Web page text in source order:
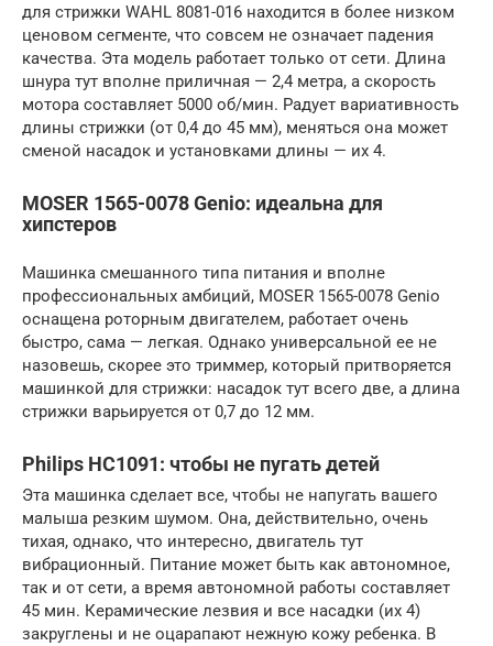
для стрижки WAHL 8081-016 находится в более низком
ценовом сегменте, что совсем не означает падения
качества. Эта модель работает только от сети. Длина
шнура тут вполне приличная — 2,4 метра, а скорость
мотора составляет 5000 об/мин. Радует вариативность
длины стрижки (от 0,4 до 45 мм), меняться она может
сменой насадок и установками длины — их 4.
MOSER 1565-0078 Genio: идеальна для
хипстеров
Машинка смешанного типа питания и вполне
профессиональных амбиций, MOSER 1565-0078 Genio
оснащена роторным двигателем, работает очень
быстро, сама — легкая. Однако универсальной ее не
назовешь, скорее это триммер, который притворяется
машинкой для стрижки: насадок тут всего две, а длина
стрижки варьируется от 0,7 до 12 мм.
Philips HC1091: чтобы не пугать детей
Эта машинка сделает все, чтобы не напугать вашего
малыша резким шумом. Она, действительно, очень
тихая, однако, что интересно, двигатель тут
вибрационный. Питание может быть как автономное,
так и от сети, а время автономной работы составляет
45 мин. Керамические лезвия и все насадки (их 4)
закруглены и не оцарапают нежную кожу ребенка. В